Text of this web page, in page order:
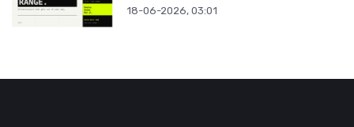
18-06-2026, 03:01